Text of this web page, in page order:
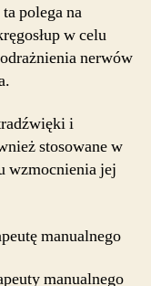
polega na
w celu
nerwów
i
stosowane w
wzmocnienia jej
manualnego
manualnego